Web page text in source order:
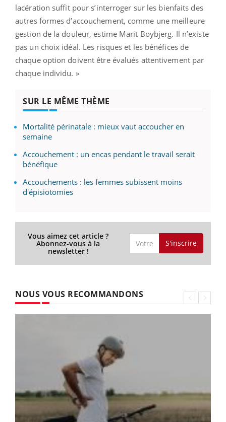
lacération suffit pour s’interroger sur les bienfaits des
autres formes d’accouchement, comme une meilleure
gestion de la douleur, estime Marit Boybjerg. Il n’existe
pas un choix idéal. Les risques et les bénéfices de
chaque option doivent être évalués attentivement par
chaque individu. »
SUR LE MÊME THÈME
Mortalité périnatale : mieux vaut accoucher en
semaine
Accouchement : un encas pendant le travail serait
bénéfique
Accouchements : les femmes subissent moins
d'épisiotomies
Vous aimez cet article ?
Abonnez-vous à la
newsletter !
S'inscrire
NOUS VOUS RECOMMANDONS